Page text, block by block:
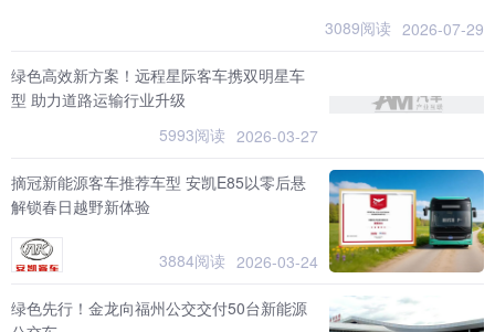
3089阅读 2026-07-29
绿色高效新方案！远程星际客车携双明星车
型 助力道路运输行业升级
5993阅读 2026-03-27
摘冠新能源客车推荐车型 安凯E85以零后悬
解锁春日越野新体验
3884阅读 2026-03-24
绿色先行！金龙向福州公交交付50台新能源